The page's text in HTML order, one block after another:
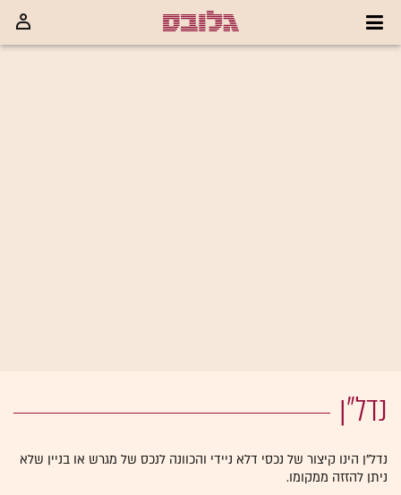
נדל"ן
נדל"ן הינו קיצור של נכסי דלא ניידי והכוונה לנכס של מגרש או בניין שלא
ניתן להזזה ממקומו.